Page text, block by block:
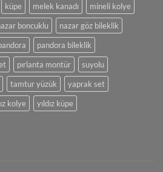
küpe melek kanadı
mineli kolye
boncuklu
nazar göz bileklik
pandora bileklik
pırlanta montür
suyolu
tamtur yüzük
yaprak set
kolye yıldız küpe